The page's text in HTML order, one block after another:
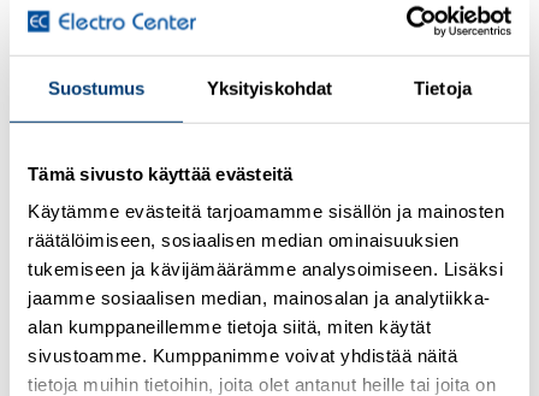
Suostumus Yksityiskohdat Tietoja
Tämä sivusto käyttää evästeitä
Käytämme evästeitä tarjoamamme sisällön ja mainosten
räätälöimiseen, sosiaalisen median ominaisuuksien
tukemiseen ja kävijämäärämme analysoimiseen. Lisäksi
jaamme sosiaalisen median, mainosalan ja analytiikka-
alan kumppaneillemme tietoja siitä, miten käytät
sivustoamme. Kumppanimme voivat yhdistää näitä
tietoja muihin tietoihin, joita olet antanut heille tai joita on
DILM300A/22(RA250)
EAN
4015081363346
PRODUCT LENGTH/DEPTH
208 mm
PRODUCT HEIGHT
189 mm
PRODUCT WIDTH
140 mm